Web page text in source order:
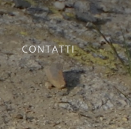
CONTATTI